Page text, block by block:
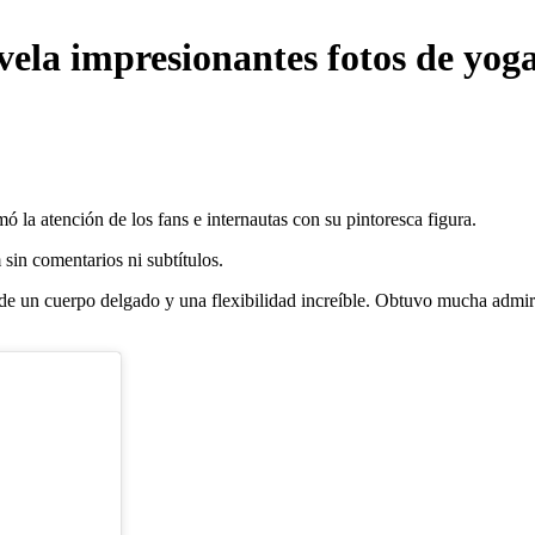
impresionantes fotos de
la atención de los fans e internautas con su pintoresca figura.
comentarios ni subtítulos.
un cuerpo delgado y una flexibilidad increíble. Obtuvo mucha